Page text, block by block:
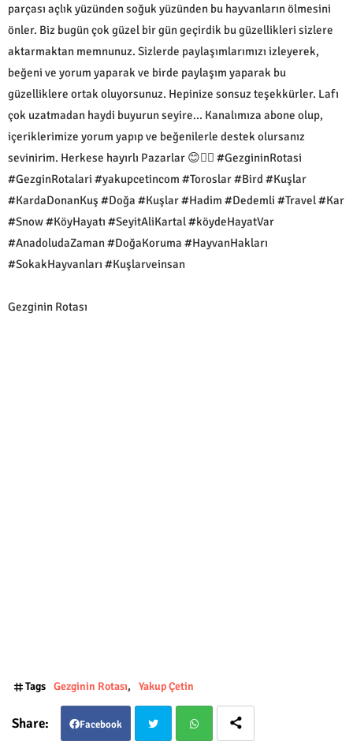
parçası açlık yüzünden soğuk yüzünden bu hayvanların ölmesini
önler. Biz bugün çok güzel bir gün geçirdik bu güzellikleri sizlere
aktarmaktan memnunuz. Sizlerde paylaşımlarımızı izleyerek,
beğeni ve yorum yaparak ve birde paylaşım yaparak bu
güzelliklere ortak oluyorsunuz. Hepinize sonsuz teşekkürler. Lafı
çok uzatmadan haydi buyurun seyire... Kanalımıza abone olup,
içeriklerimize yorum yapıp ve beğenilerle destek olursanız
sevinirim. Herkese hayırlı Pazarlar 😊🙋‍♂️ #GezgininRotasi
#GezginRotalari #yakupcetincom #Toroslar #Bird #Kuşlar
#KardaDonanKuş #Doğa #Kuşlar #Hadim #Dedemli #Travel #Kar
#Snow #KöyHayatı #SeyitAliKartal #köydeHayatVar
#AnadoludaZaman #DoğaKoruma #HayvanHakları
#SokakHayvanları #Kuşlarveinsan
Gezginin Rotası
Tags Gezginin Rotası Yakup Çetin
Facebook